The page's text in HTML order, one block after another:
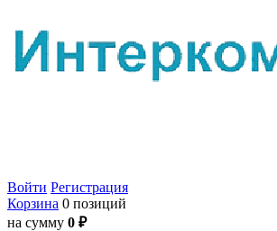
Войти Регистрация
Корзина 0 позиций
на сумму 0 ₽